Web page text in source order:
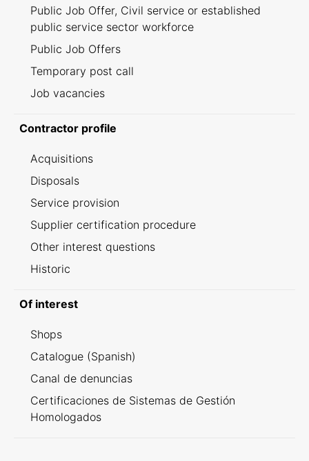
Public Job Offer, Civil service or established
public service sector workforce
Public Job Offers
Temporary post call
Job vacancies
Contractor profile
Acquisitions
Disposals
Service provision
Supplier certification procedure
Other interest questions
Historic
Of interest
Shops
Catalogue (Spanish)
Canal de denuncias
Certificaciones de Sistemas de Gestión
Homologados